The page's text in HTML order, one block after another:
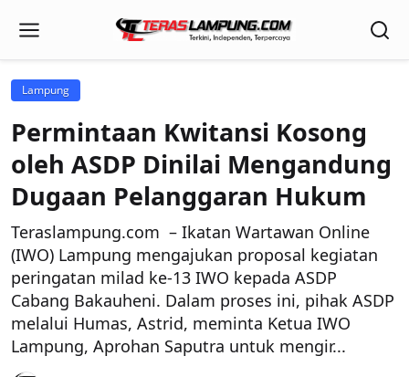
Lampung
Permintaan Kwitansi Kosong
oleh ASDP Dinilai Mengandung
Dugaan Pelanggaran Hukum
Teraslampung.com – Ikatan Wartawan Online
(IWO) Lampung mengajukan proposal kegiatan
peringatan milad ke-13 IWO kepada ASDP
Cabang Bakauheni. Dalam proses ini, pihak ASDP
melalui Humas, Astrid, meminta Ketua IWO
Lampung, Aprohan Saputra untuk mengir...